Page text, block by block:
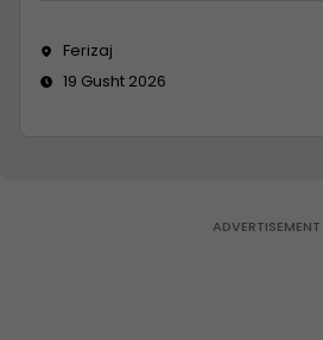
Ferizaj
19 Gusht 2026